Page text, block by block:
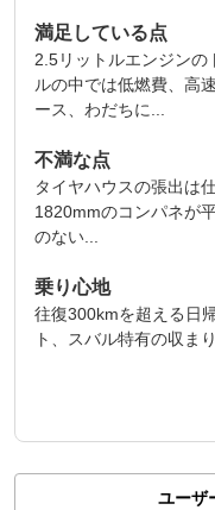
満足している点
2.5リットルエンジン
ルの中では低燃費、高
ース、わだちに...
不満な点
タイヤハウスの張出は
1820mmのコンパネが
のない...
乗り心地
往復300kmを超える日
ト、スバル特有の収ま
ユーザ